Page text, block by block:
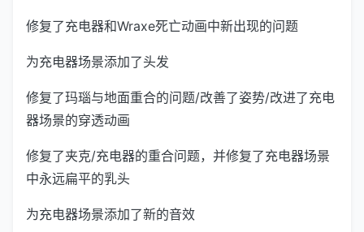
修复了充电器和Wraxe死亡动画中新出现的问题
为充电器场景添加了头发
修复了玛瑙与地面重合的问题/改善了姿势/改进了充电
器场景的穿透动画
修复了夹克/充电器的重合问题，并修复了充电器场景
中永远扁平的乳头
为充电器场景添加了新的音效